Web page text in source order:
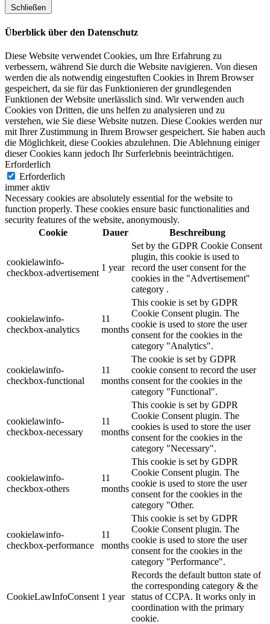
Schließen
Überblick über den Datenschutz
Diese Website verwendet Cookies, um Ihre Erfahrung zu
verbessern, während Sie durch die Website navigieren. Von diesen
werden die als notwendig eingestuften Cookies in Ihrem Browser
gespeichert, da sie für das Funktionieren der grundlegenden
Funktionen der Website unerlässlich sind. Wir verwenden auch
Cookies von Dritten, die uns helfen zu analysieren und zu
verstehen, wie Sie diese Website nutzen. Diese Cookies werden nur
mit Ihrer Zustimmung in Ihrem Browser gespeichert. Sie haben auch
die Möglichkeit, diese Cookies abzulehnen. Die Ablehnung einiger
dieser Cookies kann jedoch Ihr Surferlebnis beeinträchtigen.
Erforderlich
Erforderlich
immer aktiv
Necessary cookies are absolutely essential for the website to
function properly. These cookies ensure basic functionalities and
security features of the website, anonymously.
Cookie
Dauer Beschreibung
cookielawinfo-
checkbox-advertisement
1 year
Set by the GDPR Cookie Consent
plugin, this cookie is used to
record the user consent for the
cookies in the "Advertisement"
category .
cookielawinfo-
checkbox-analytics
11
months
This cookie is set by GDPR
Cookie Consent plugin. The
cookie is used to store the user
consent for the cookies in the
category "Analytics".
cookielawinfo-
checkbox-functional
11
months
The cookie is set by GDPR
cookie consent to record the user
consent for the cookies in the
category "Functional".
cookielawinfo-
checkbox-necessary
11
months
This cookie is set by GDPR
Cookie Consent plugin. The
cookies is used to store the user
consent for the cookies in the
category "Necessary".
cookielawinfo-
checkbox-others
11
months
This cookie is set by GDPR
Cookie Consent plugin. The
cookie is used to store the user
consent for the cookies in the
category "Other.
cookielawinfo-
checkbox-performance
11
months
This cookie is set by GDPR
Cookie Consent plugin. The
cookie is used to store the user
consent for the cookies in the
category "Performance".
CookieLawInfoConsent 1 year
Records the default button state of
the corresponding category & the
status of CCPA. It works only in
coordination with the primary
cookie.